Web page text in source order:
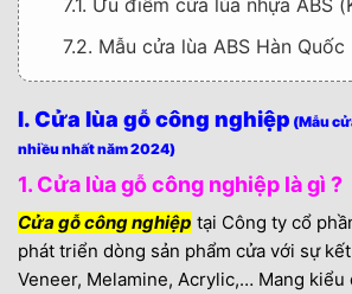
7.2. Mẫu cửa lùa ABS Hàn Quốc
8. Thông tin liên hệ mua cửa –
sử dụng nhiều nhất năm 2024
9. THÔNG TIN NHÀ CUNG CẤP
I. Cửa lùa gỗ công nghiệp (Mẫu
nhiều nhất năm 2024)
1. Cửa lùa gỗ công nghiệp là gì ?
Cửa gỗ công nghiệp tại Công ty cổ
phát triển dòng sản phẩm cửa với sự
Veneer, Melamine, Acrylic,… Mang kiểu